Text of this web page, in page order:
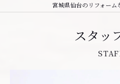
宮城県仙台のリフォー
スタッ